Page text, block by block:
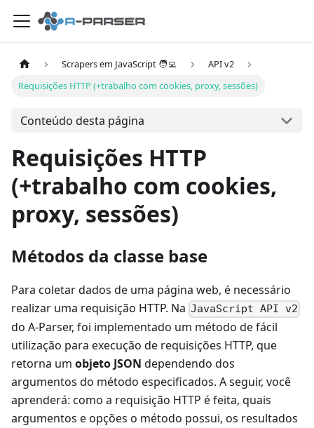
Scrapers em JavaScript 🧑‍💻
API v2
Requisições HTTP (+trabalho com cookies, proxy, sessões)
Conteúdo desta página
Requisições HTTP
(+trabalho com cookies,
proxy, sessões)
Métodos da classe base
Para coletar dados de uma página web, é necessário
realizar uma requisição HTTP. Na JavaScript API v2
do A-Parser, foi implementado um método de fácil
utilização para execução de requisições HTTP, que
retorna um objeto JSON dependendo dos
argumentos do método especificados. A seguir, você
aprenderá: como a requisição HTTP é feita, quais
argumentos e opções o método possui, os resultados